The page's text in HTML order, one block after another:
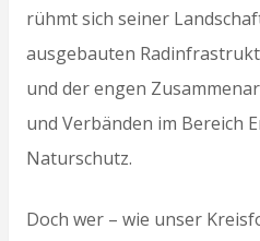
rühmt sich seiner
ausgebauten
und der engen
und Verbänden im Bereich
Naturschutz.
Doch wer – wie unser